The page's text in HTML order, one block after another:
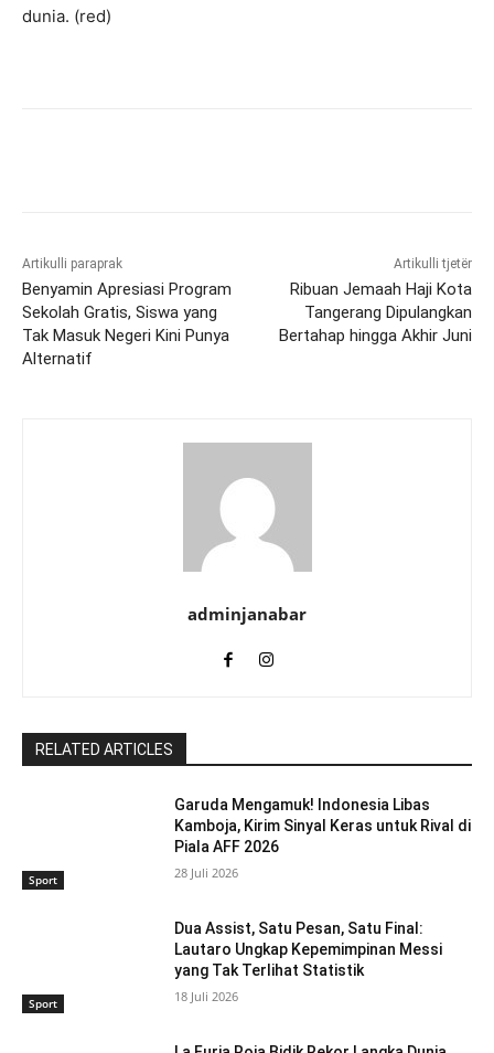
dunia. (red)
Artikulli paraprak
Benyamin Apresiasi Program
Sekolah Gratis, Siswa yang
Tak Masuk Negeri Kini Punya
Alternatif
Artikulli tjetër
Ribuan Jemaah Haji Kota
Tangerang Dipulangkan
Bertahap hingga Akhir Juni
adminjanabar
RELATED ARTICLES
Sport
Garuda Mengamuk! Indonesia Libas
Kamboja, Kirim Sinyal Keras untuk Rival di
Piala AFF 2026
28 Juli 2026
Sport
Dua Assist, Satu Pesan, Satu Final:
Lautaro Ungkap Kepemimpinan Messi
yang Tak Terlihat Statistik
18 Juli 2026